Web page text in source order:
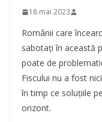
18 mai 2023
Românii care
sabotați în această
poate de
Fiscului nu a fost
în timp ce soluțiile
orizont.